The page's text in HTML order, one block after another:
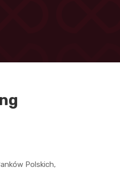
Polskich,